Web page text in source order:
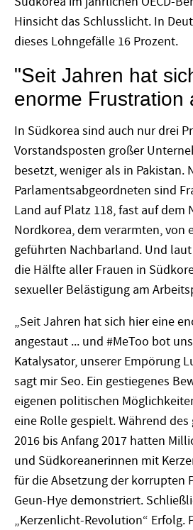
Hinsicht das Schlusslicht. In
dieses Lohngefälle 16 Prozent.
"Seit Jahren hat
enorme Frustration
In Südkorea sind auch nur drei
Vorstandsposten großer
besetzt, weniger als in Pakistan.
Parlamentsabgeordneten sind
Land auf Platz 118, fast auf dem
Nordkorea, dem verarmten, von
geführten Nachbarland. Und
die Hälfte aller Frauen in
sexueller Belästigung am
„Seit Jahren hat sich hier eine
angestaut ... und #MeToo bot
Katalysator, unserer Empörung
sagt mir Seo. Ein gestiegenes
eigenen politischen
eine Rolle gespielt. Während
2016 bis Anfang 2017 hatten
und Südkoreanerinnen mit
für die Absetzung der korrupten
Geun-Hye demonstriert.
„Kerzenlicht-Revolution“ Erfolg.